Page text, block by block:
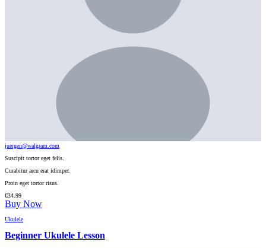
juergen@walgram.com
Suscipit tortor eget felis.
Curabitur arcu erat idimper.
Proin eget tortor risus.
€34.99
Buy Now
Ukulele
Beginner Ukulele Lesson